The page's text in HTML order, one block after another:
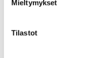
Mieltymykset
Tilastot